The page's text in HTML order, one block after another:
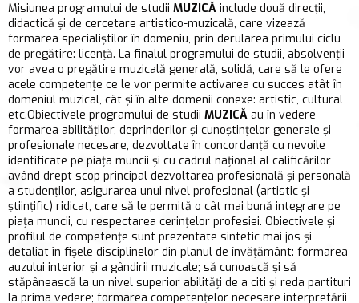
Misiunea programului de studii MUZICĂ include două direcții,
didactică și de cercetare artistico-muzicală, care vizează
formarea specialiștilor în domeniu, prin derularea primului ciclu
de pregătire: licență. La finalul programului de studii, absolvenții
vor avea o pregătire muzicală generală, solidă, care să le ofere
acele competențe ce le vor permite activarea cu succes atât în
domeniul muzical, cât și în alte domenii conexe: artistic, cultural
etc.Obiectivele programului de studii MUZICĂ au în vedere
formarea abilităților, deprinderilor și cunoștințelor generale și
profesionale necesare, dezvoltate în concordanță cu nevoile
identificate pe piața muncii și cu cadrul național al calificărilor
având drept scop principal dezvoltarea profesională și personală
a studenților, asigurarea unui nivel profesional (artistic și
științific) ridicat, care să le permită o cât mai bună integrare pe
piața muncii, cu respectarea cerințelor profesiei. Obiectivele și
profilul de competențe sunt prezentate sintetic mai jos și
detaliat în fișele disciplinelor din planul de învățământ: formarea
auzului interior și a gândirii muzicale; să cunoască și să
stăpânească la un nivel superior abilități de a citi și reda partituri
la prima vedere; formarea competențelor necesare interpretării